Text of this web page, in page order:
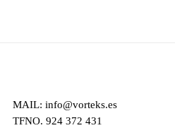
MAIL: info@vorteks.es
TFNO. 924 372 431